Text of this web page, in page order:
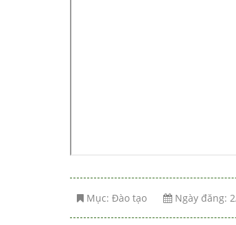
Mục: Đào tạo Ngày đăng: